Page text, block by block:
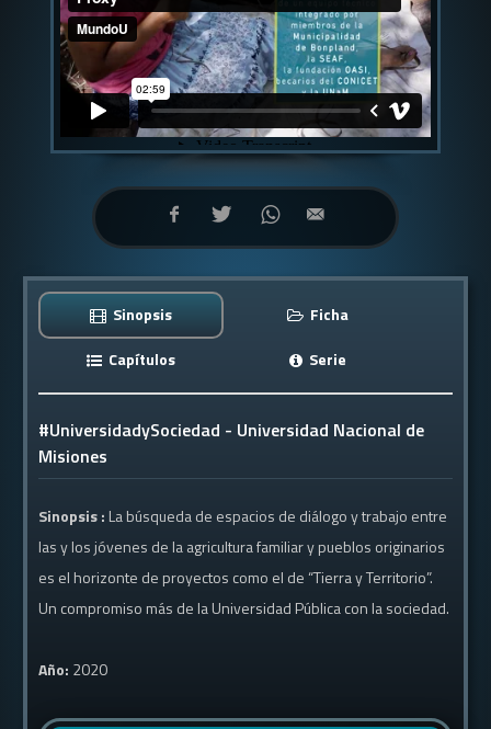
Sinopsis
Ficha
Capítulos
Serie
#UniversidadySociedad - Universidad Nacional de
Misiones
Sinopsis : La búsqueda de espacios de diálogo y trabajo entre
las y los jóvenes de la agricultura familiar y pueblos originarios
es el horizonte de proyectos como el de “Tierra y Territorio”.
Un compromiso más de la Universidad Pública con la sociedad.
Año: 2020